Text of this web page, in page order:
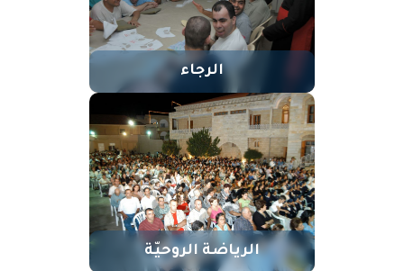
الرجاء
الرياضة الروحيّة